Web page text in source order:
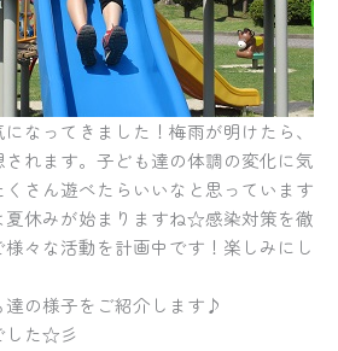
なってきました！梅雨が明けたら、
れます。子ども達の体調の変化に気
さん遊べたらいいなと思っています
夏休みが始まりますね☆感染対策を徹
々な活動を計画中です！楽しみにし
の様子をご紹介します♪
した☆彡